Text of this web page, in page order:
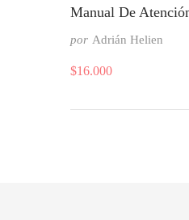
Manual De
por Adrián Helien
$16.000